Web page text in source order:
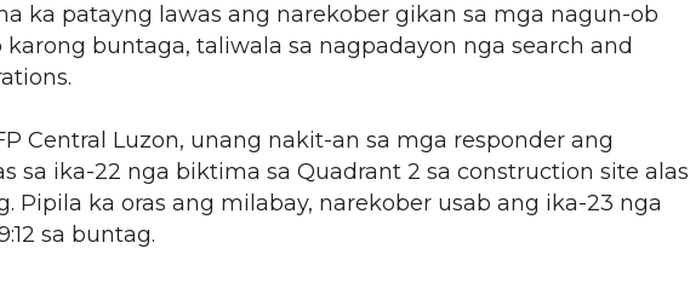
ka patayng lawas ang narekober gikan sa mga nagun-ob
karong buntaga, taliwala sa nagpadayon nga search and
Central Luzon, unang nakit-an sa mga responder ang
sa ika-22 nga biktima sa Quadrant 2 sa construction site alas
Pipila ka oras ang milabay, narekober usab ang ika-23 nga
sa buntag.